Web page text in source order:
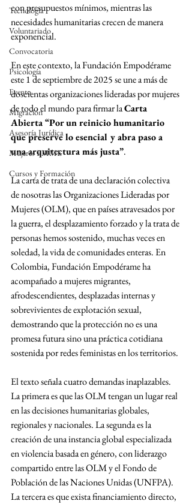
Tecnología
Voluntariado
Convocatoria
Psicología
Evento
Migración
Asesoría Jurídica
Mujeres EMME
Cursos y Formación
con presupuestos mínimos, mientras las
necesidades humanitarias crecen de manera
exponencial.
En este contexto, la Fundación Empodérame
este 1 de septiembre de 2025 se une a más de
doscientas organizaciones lideradas por mujeres
de todo el mundo para firmar la Carta
Abierta “Por un reinicio humanitario
que preserve lo esencial y abra paso a
una arquitectura más justa”.
La carta de trata de una declaración colectiva
de nosotras las Organizaciones Lideradas por
Mujeres (OLM), que en países atravesados por
la guerra, el desplazamiento forzado y la trata de
personas hemos sostenido, muchas veces en
soledad, la vida de comunidades enteras. En
Colombia, Fundación Empodérame ha
acompañado a mujeres migrantes,
afrodescendientes, desplazadas internas y
sobrevivientes de explotación sexual,
demostrando que la protección no es una
promesa futura sino una práctica cotidiana
sostenida por redes feministas en los territorios.
El texto señala cuatro demandas inaplazables.
La primera es que las OLM tengan un lugar real
en las decisiones humanitarias globales,
regionales y nacionales. La segunda es la
creación de una instancia global especializada
en violencia basada en género, con liderazgo
compartido entre las OLM y el Fondo de
Población de las Naciones Unidas (UNFPA).
La tercera es que exista financiamiento directo,